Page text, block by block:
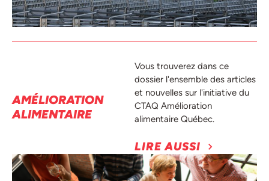
AMÉLIORATION
ALIMENTAIRE
Vous trouverez dans ce
dossier l'ensemble des articles
et nouvelles sur l'initiative du
CTAQ Amélioration
alimentaire Québec.
LIRE AUSSI